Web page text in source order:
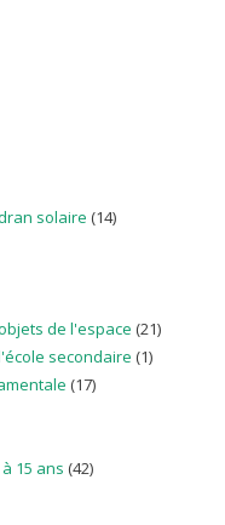
solaire (14)
de l'espace (21)
secondaire (1)
(17)
15 ans (42)